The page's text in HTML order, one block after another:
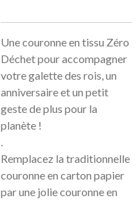
Une couronne en tissu Zéro
Déchet pour accompagner
votre galette des rois, un
anniversaire et un petit
geste de plus pour la
planète !
.
Remplacez la traditionnelle
couronne en carton papier
par une jolie couronne en